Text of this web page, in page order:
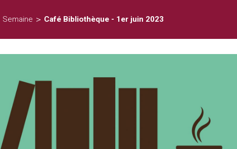
Semaine > Café Bibliothèque - 1er juin 2023